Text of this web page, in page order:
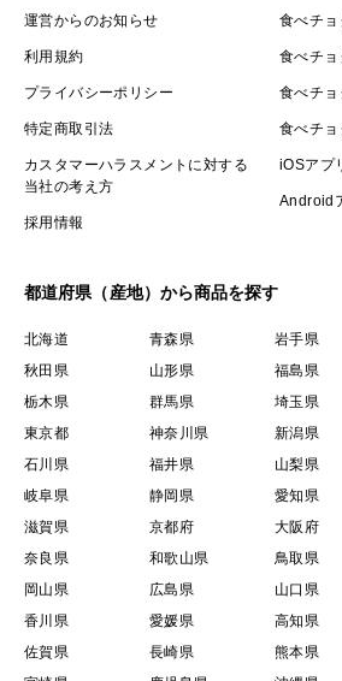
運営からのお知らせ
利用規約
プライバシーポリシー
特定商取引法
カスタマーハラスメントに対する
当社の考え方
採用情報
食べチョ
食べチョ
食べチョ
食べチ
iOSアプ
Android
都道府県（産地）から商品を探す
北海道 青森県 岩手県
秋田県
山形県 福島県
栃木県
群馬県 埼玉県
東京都
神奈川県 新潟県
石川県
福井県 山梨県
岐阜県
静岡県 愛知県
滋賀県
京都府 大阪府
奈良県
和歌山県 鳥取県
岡山県
広島県 山口県
香川県
愛媛県 高知県
佐賀県
長崎県 熊本県